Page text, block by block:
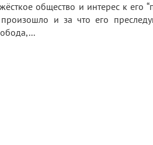
общество и интерес к его
и за что его